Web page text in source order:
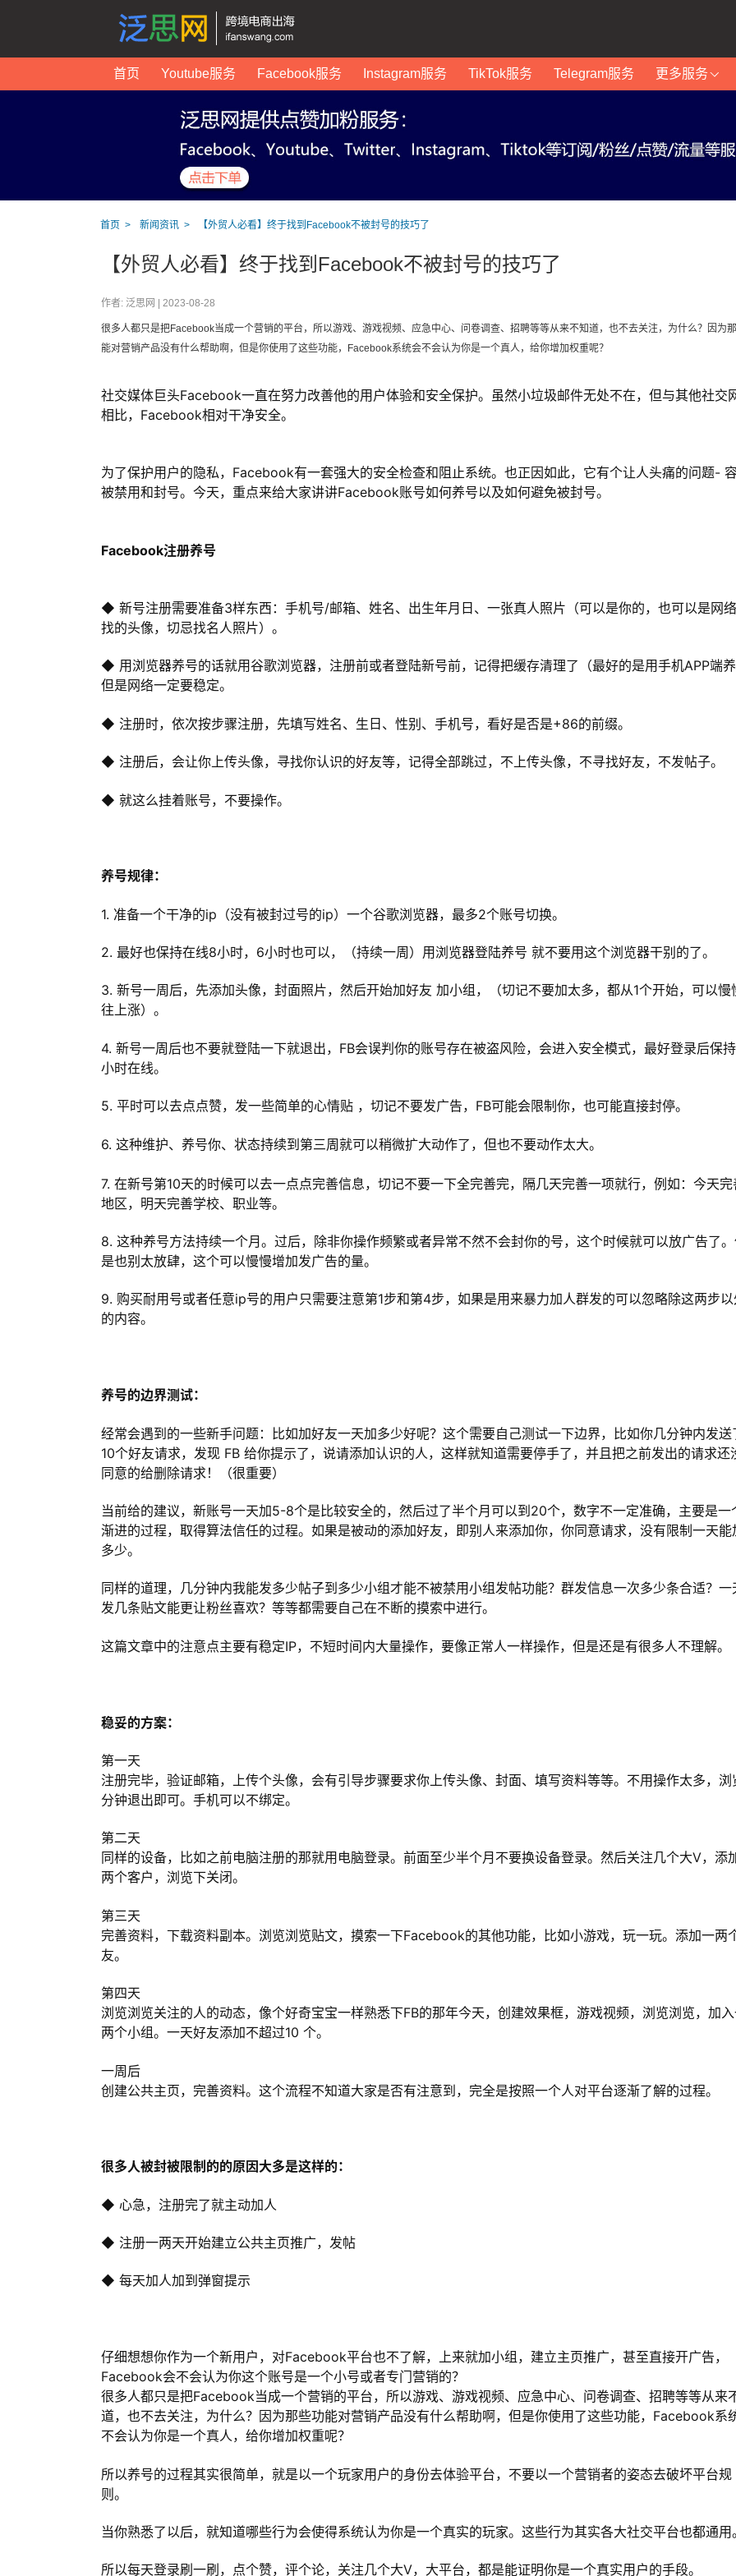
首页 Youtube服务 Facebook服务 Instagram服务 TikTok服务 Telegram服务 更多服务
首页 新闻资讯 【外贸人必看】终于找到Facebook不被封号的技巧了
【外贸人必看】终于找到Facebook不被封号的技巧了
作者: 泛思网 | 2023-08-28
很多人都只是把Facebook当成一个营销的平台，所以游戏、游戏视频、应急中心、问卷调查、招聘等等从来不知道，也不去关注，为什么？因为
能对营销产品没有什么帮助啊，但是你使用了这些功能，Facebook系统会不会认为你是一个真人，给你增加权重呢？
社交媒体巨头Facebook一直在努力改善他的用户体验和安全保护。虽然小垃圾邮件无处不在，但与其他社交
相比，Facebook相对干净安全。
为了保护用户的隐私，Facebook有一套强大的安全检查和阻止系统。也正因如此，它有个让人头痛的问题-
被禁用和封号。今天，重点来给大家讲讲Facebook账号如何养号以及如何避免被封号。
Facebook注册养号
◆ 新号注册需要准备3样东西：手机号/邮箱、姓名、出生年月日、一张真人照片（可以是你的，也可以是网
找的头像，切忌找名人照片）。
◆ 用浏览器养号的话就用谷歌浏览器，注册前或者登陆新号前，记得把缓存清理了（最好的是用手机APP端养
但是网络一定要稳定。
◆ 注册时，依次按步骤注册，先填写姓名、生日、性别、手机号，看好是否是+86的前缀。
◆ 注册后，会让你上传头像，寻找你认识的好友等，记得全部跳过，不上传头像，不寻找好友，不发帖子。
◆ 就这么挂着账号，不要操作。
养号规律：
1. 准备一个干净的ip（没有被封过号的ip）一个谷歌浏览器，最多2个账号切换。
2. 最好也保持在线8小时，6小时也可以，（持续一周）用浏览器登陆养号 就不要用这个浏览器干别的了。
3. 新号一周后，先添加头像，封面照片，然后开始加好友 加小组，（切记不要加太多，都从1个开始，可以慢
往上涨）。
4. 新号一周后也不要就登陆一下就退出，FB会误判你的账号存在被盗风险，会进入安全模式，最好登录后保
小时在线。
5. 平时可以去点点赞，发一些简单的心情贴 ，切记不要发广告，FB可能会限制你，也可能直接封停。
6. 这种维护、养号你、状态持续到第三周就可以稍微扩大动作了，但也不要动作太大。
7. 在新号第10天的时候可以去一点点完善信息，切记不要一下全完善完，隔几天完善一项就行，例如：今天完
地区，明天完善学校、职业等。
8. 这种养号方法持续一个月。过后，除非你操作频繁或者异常不然不会封你的号，这个时候就可以放广告了
是也别太放肆，这个可以慢慢增加发广告的量。
9. 购买耐用号或者任意ip号的用户只需要注意第1步和第4步，如果是用来暴力加人群发的可以忽略除这两步
的内容。
养号的边界测试：
经常会遇到的一些新手问题：比如加好友一天加多少好呢？这个需要自己测试一下边界，比如你几分钟内发送
10个好友请求，发现 FB 给你提示了，说请添加认识的人，这样就知道需要停手了，并且把之前发出的请求还
同意的给删除请求！（很重要）
当前给的建议，新账号一天加5-8个是比较安全的，然后过了半个月可以到20个，数字不一定准确，主要是一
渐进的过程，取得算法信任的过程。如果是被动的添加好友，即别人来添加你，你同意请求，没有限制一天能
多少。
同样的道理，几分钟内我能发多少帖子到多少小组才能不被禁用小组发帖功能？群发信息一次多少条合适？一
发几条贴文能更让粉丝喜欢？等等都需要自己在不断的摸索中进行。
这篇文章中的注意点主要有稳定IP，不短时间内大量操作，要像正常人一样操作，但是还是有很多人不理解。
稳妥的方案：
第一天
注册完毕，验证邮箱，上传个头像，会有引导步骤要求你上传头像、封面、填写资料等等。不用操作太多，浏
分钟退出即可。手机可以不绑定。
第二天
同样的设备，比如之前电脑注册的那就用电脑登录。前面至少半个月不要换设备登录。然后关注几个大V，添
两个客户，浏览下关闭。
第三天
完善资料，下载资料副本。浏览浏览贴文，摸索一下Facebook的其他功能，比如小游戏，玩一玩。添加一两
友。
第四天
浏览浏览关注的人的动态，像个好奇宝宝一样熟悉下FB的那年今天，创建效果框，游戏视频，浏览浏览，加
两个小组。一天好友添加不超过10 个。
一周后
创建公共主页，完善资料。这个流程不知道大家是否有注意到，完全是按照一个人对平台逐渐了解的过程。
很多人被封被限制的的原因大多是这样的：
◆ 心急，注册完了就主动加人
◆ 注册一两天开始建立公共主页推广，发帖
◆ 每天加人加到弹窗提示
仔细想想你作为一个新用户，对Facebook平台也不了解，上来就加小组，建立主页推广，甚至直接开广告，
Facebook会不会认为你这个账号是一个小号或者专门营销的？
很多人都只是把Facebook当成一个营销的平台，所以游戏、游戏视频、应急中心、问卷调查、招聘等等从来
道，也不去关注，为什么？因为那些功能对营销产品没有什么帮助啊，但是你使用了这些功能，Facebook系
不会认为你是一个真人，给你增加权重呢？
所以养号的过程其实很简单，就是以一个玩家用户的身份去体验平台，不要以一个营销者的姿态去破坏平台规
则。
当你熟悉了以后，就知道哪些行为会使得系统认为你是一个真实的玩家。这些行为其实各大社交平台也都通用。
所以每天登录刷一刷，点个赞，评个论，关注几个大V，大平台，都是能证明你是一个真实用户的手段。